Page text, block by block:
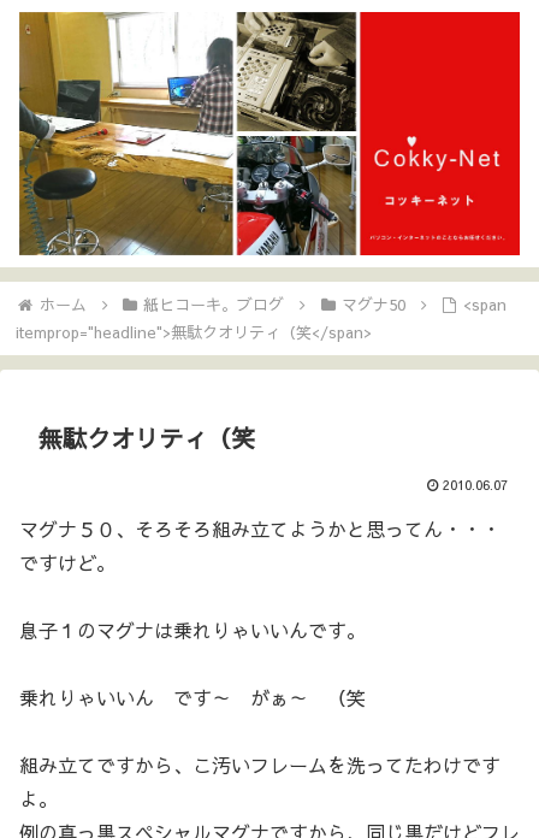
ホーム 紙ヒコーキ。ブログ マグナ50
<span
itemprop="headline">無駄クオリティ（笑</span>
無駄クオリティ（笑
2010.06.07
マグナ５０、そろそろ組み立てようかと思ってん・・・
ですけど。
息子１のマグナは乗れりゃいいんです。
乗れりゃいいん です～ がぁ～ （笑
組み立てですから、こ汚いフレームを洗ってたわけです
よ。
例の真っ黒スペシャルマグナですから、同じ黒だけどフレ